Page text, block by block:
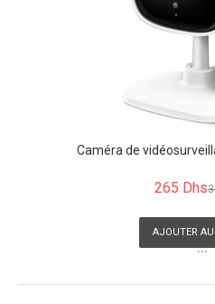
Caméra de
265 Dhs
AJOUTER AU
```